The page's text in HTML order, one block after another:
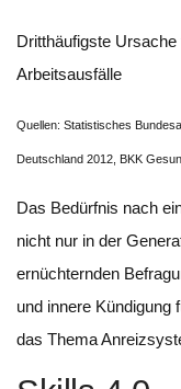
Dritthäufigste
Arbeitsausfälle
Quellen: Statistisches
Deutschland 2012, BKK
Das Bedürfnis nach
nicht nur in der
ernüchternden
und innere Kündigung
das Thema